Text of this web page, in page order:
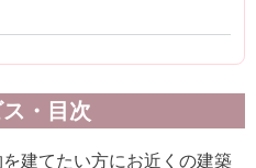
・目次
建てたい方にお近くの建築